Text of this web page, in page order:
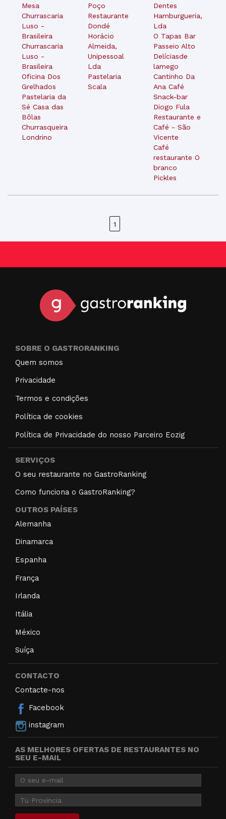
Mesa
Churrascaria
Luso -
Brasileira
Churrascaria
Luso -
Brasileira
Oficina Dos
Grelhados
Pastelaria da
Sé Casa das
Bôlas
Churrasqueira
Londrino
Poço
Restaurante
Dondé
Horácio
Almeida,
Unipessoal
Lda
Pastelaria
Scala
Dentes
Hamburgueria,
Lda
O Tapas Bar
Passeio Alto
Delíciasde
lamego
Cantinho Da
Ana Café
Snack-bar
Diogo Fula
Restaurante e
Café - São
Vicente
Café
restaurante O
branco
Pickles
1
SOBRE O GASTRORANKING
Quem somos
Privacidade
Termos e condições
Política de cookies
Política de Privacidade do nosso Parceiro Eozig
SERVIÇOS
O seu restaurante no GastroRanking
Como funciona o GastroRanking?
OUTROS PAÍSES
Alemanha
Dinamarca
Espanha
França
Irlanda
Itália
México
Suíça
CONTACTO
Contacte-nos
Facebook
instagram
AS MELHORES OFERTAS DE RESTAURANTES NO
SEU E-MAIL